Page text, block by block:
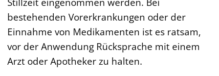
bestehenden Vorerkrankungen oder der
Einnahme von Medikamenten ist es ratsam,
vor der Anwendung Rücksprache mit einem
Arzt oder Apotheker zu halten.